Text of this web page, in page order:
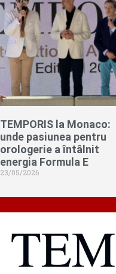
TEMPORIS la Monaco:
unde pasiunea pentru
orologerie a întâlnit
energia Formula E
23/05/2026